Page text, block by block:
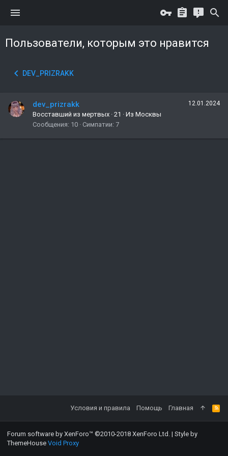
Пользователи, которым это нравится
DEV_PRIZRAKK
12.01.2024
dev_prizrakk
Восставший из мертвых · 21 · Из Москвы
Сообщения 10 Симпатии 7
Условия и правила Помощь Главная
Forum software by XenForo™ ©2010-2018 XenForo Ltd. | Style by
ThemeHouse Void Proxy